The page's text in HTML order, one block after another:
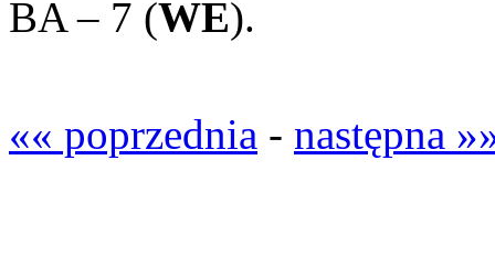
BA – 7 (WE).
«« poprzednia - następna